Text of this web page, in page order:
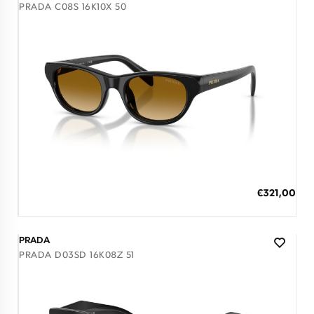
PRADA C08S 16K10X 50
Ειδική
€321,00
PRADA
PRADA D03SD 16K08Z 51